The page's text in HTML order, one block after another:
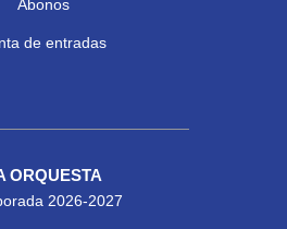
Abonos
de entradas
ORQUESTA
2026-2027